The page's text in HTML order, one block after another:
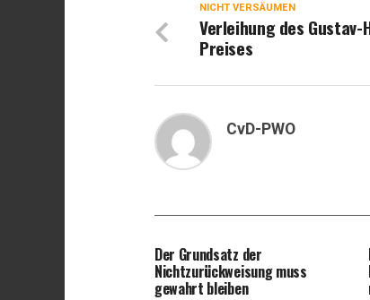
NICHT VERSÄUMEN
Verleihung des Gustav-
Preises
CvD-PWO
Der Grundsatz der
Nichtzurückweisung muss
gewahrt bleiben